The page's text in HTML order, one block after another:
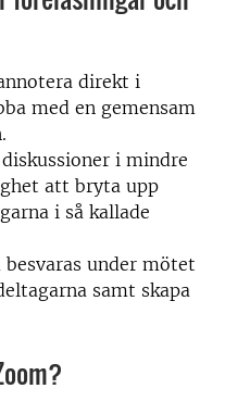
direkt i
med en gemensam
i mindre
att bryta upp
i så kallade
under mötet
samt skapa